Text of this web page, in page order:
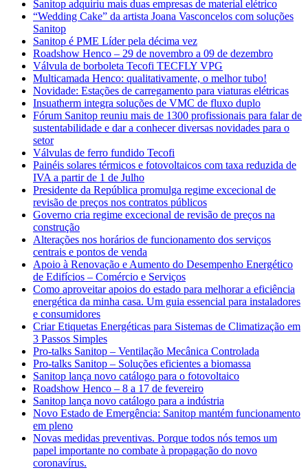
Sanitop adquiriu mais duas empresas de material elétrico
“Wedding Cake” da artista Joana Vasconcelos com soluções
Sanitop
Sanitop é PME Líder pela décima vez
Roadshow Henco – 29 de novembro a 09 de dezembro
Válvula de borboleta Tecofi TECFLY VPG
Multicamada Henco: qualitativamente, o melhor tubo!
Novidade: Estações de carregamento para viaturas elétricas
Insuatherm integra soluções de VMC de fluxo duplo
Fórum Sanitop reuniu mais de 1300 profissionais para falar de
sustentabilidade e dar a conhecer diversas novidades para o
setor
Válvulas de ferro fundido Tecofi
Painéis solares térmicos e fotovoltaicos com taxa reduzida de
IVA a partir de 1 de Julho
Presidente da República promulga regime excecional de
revisão de preços nos contratos públicos
Governo cria regime excecional de revisão de preços na
construção
Alterações nos horários de funcionamento dos serviços
centrais e pontos de venda
Apoio à Renovação e Aumento do Desempenho Energético
de Edifícios – Comércio e Serviços
Como aproveitar apoios do estado para melhorar a eficiência
energética da minha casa. Um guia essencial para instaladores
e consumidores
Criar Etiquetas Energéticas para Sistemas de Climatização em
3 Passos Simples
Pro-talks Sanitop – Ventilação Mecânica Controlada
Pro-talks Sanitop – Soluções eficientes a biomassa
Sanitop lança novo catálogo para o fotovoltaico
Roadshow Henco – 8 a 17 de fevereiro
Sanitop lança novo catálogo para a indústria
Novo Estado de Emergência: Sanitop mantém funcionamento
em pleno
Novas medidas preventivas. Porque todos nós temos um
papel importante no combate à propagação do novo
coronavírus.